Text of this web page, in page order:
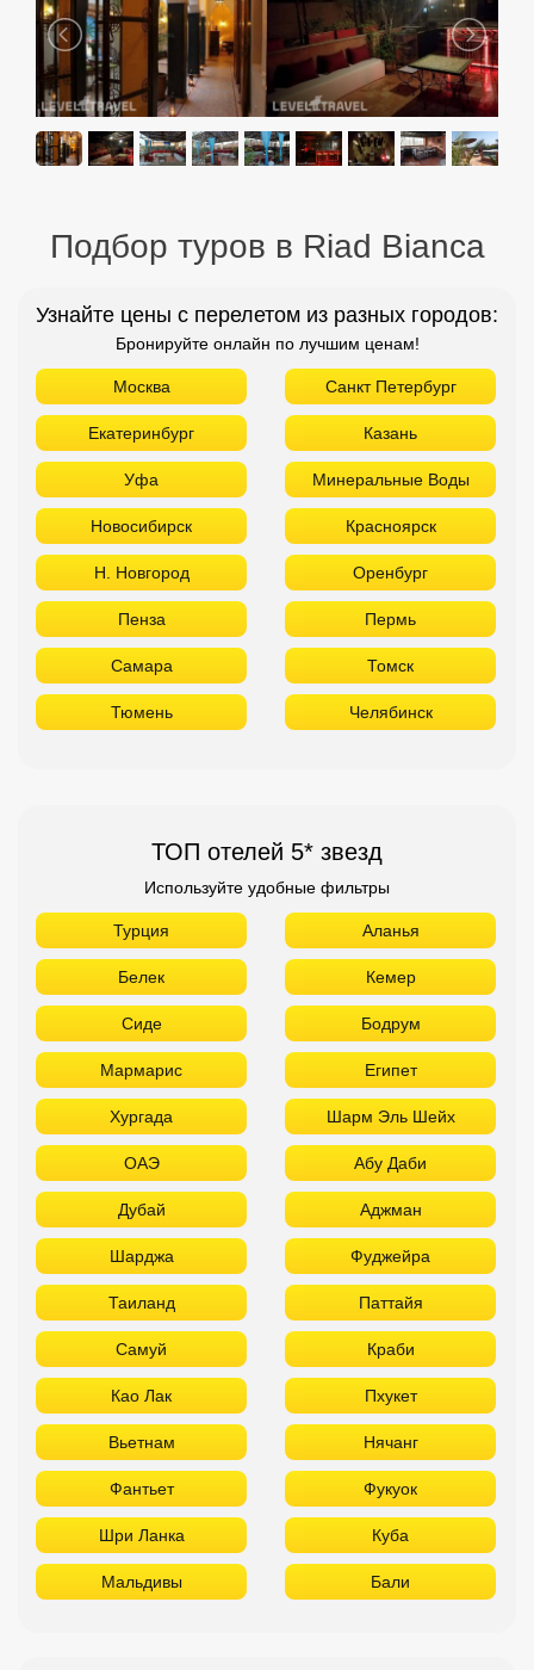
Подбор туров в Riad Bianca
Узнайте цены с перелетом из разных городов:
Бронируйте онлайн по лучшим ценам!
Москва Санкт Петербург
Екатеринбург Казань
Уфа Минеральные Воды
Новосибирск Красноярск
Н. Новгород Оренбург
Пенза Пермь
Самара Томск
Тюмень Челябинск
ТОП отелей 5* звезд
Используйте удобные фильтры
Турция Аланья
Белек Кемер
Сиде Бодрум
Мармарис Египет
Хургада Шарм Эль Шейх
ОАЭ Абу Даби
Дубай Аджман
Шарджа Фуджейра
Таиланд Паттайя
Самуй Краби
Као Лак Пхукет
Вьетнам Нячанг
Фантьет Фукуок
Шри Ланка Куба
Мальдивы Бали